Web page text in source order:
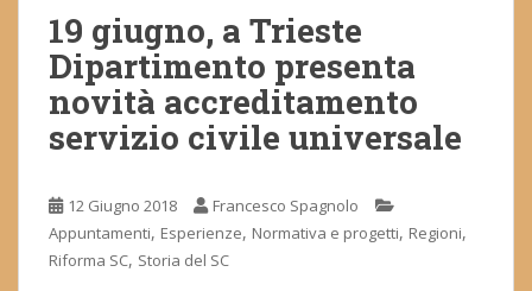
19 giugno, a Trieste
Dipartimento presenta
novità accreditamento
servizio civile universale
12 Giugno 2018
Francesco Spagnolo
Appuntamenti, Esperienze, Normativa e progetti, Regioni,
Riforma SC, Storia del SC